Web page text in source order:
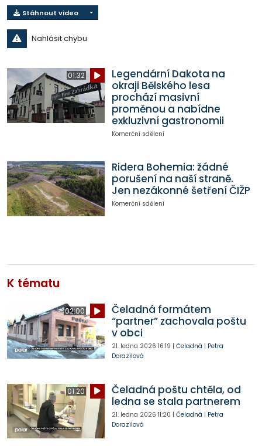
Stáhnout video
Nahlásit chybu
01:32
Legendární Dakota na
okraji Bělského lesa
prochází masivní
proměnou a nabídne
exkluzivní gastronomii
Komerční sdělení
Ridera Bohemia: žádné
porušení na naší straně.
Jen nezákonné šetření ČIŽP
Komerční sdělení
K tématu
02:00
Čeladná formátem
“partner” zachovala poštu
v obci
21. ledna 2026 16:19 | Čeladná | Petra
Dorazilová
01:20
Čeladná poštu chtěla, od
ledna se stala partnerem
21. ledna 2026 11:20 | Čeladná | Petra
Dorazilová